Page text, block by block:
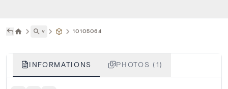
˅ 10105064
INFORMATIONS PHOTOS (1)